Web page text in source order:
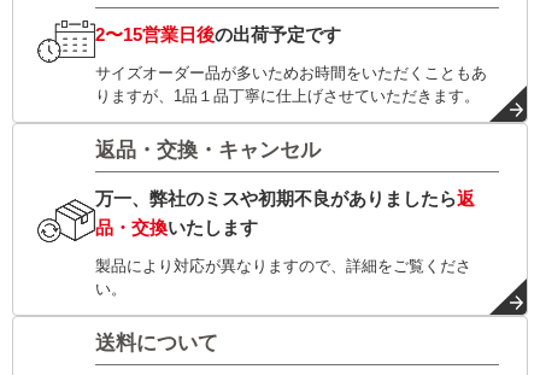
2〜15営業日後の出荷予定です
サイズオーダー品が多いためお時間をいただくこともあ
りますが、1品１品丁寧に仕上げさせていただきます。
返品・交換・キャンセル
万一、弊社のミスや初期不良がありましたら返
品・交換いたします
製品により対応が異なりますので、詳細をご覧くださ
い。
送料について